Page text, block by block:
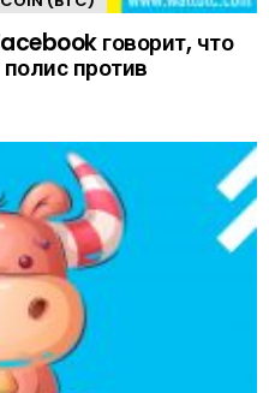
говорит, что
против